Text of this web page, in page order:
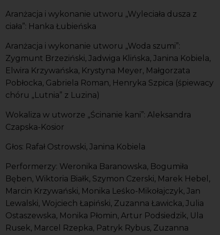
Aranżacja i wykonanie utworu „Wyleciała dusza z
ciała”: Hanka Łubieńska
Aranżacja i wykonanie utworu „Woda szumi”:
Zygmunt Brzeziński, Jadwiga Klińska, Janina Kobiela,
Elwira Krzywańska, Krystyna Meyer, Małgorzata
Pobłocka, Gabriela Roman, Henryka Szpica (śpiewacy
chóru „Lutnia” z Luzina)
Wokaliza w utworze „Ścinanie kani”: Aleksandra
Czapska-Kosior
Głos: Rafał Ostrowski, Janina Kobiela
Performerzy: Weronika Baranowska, Bogumiła
Bęben, Wiktoria Białk, Szymon Czerski, Marek Hebel,
Marcin Krzywański, Monika Leśko-Mikołajczyk, Jan
Lewalski, Wojciech Łapiński, Zuzanna Ławicka, Julia
Ostaszewska, Monika Płomin, Artur Podsiedzik, Ula
Rusek, Marcel Rzepka, Patryk Rybus, Zuzanna